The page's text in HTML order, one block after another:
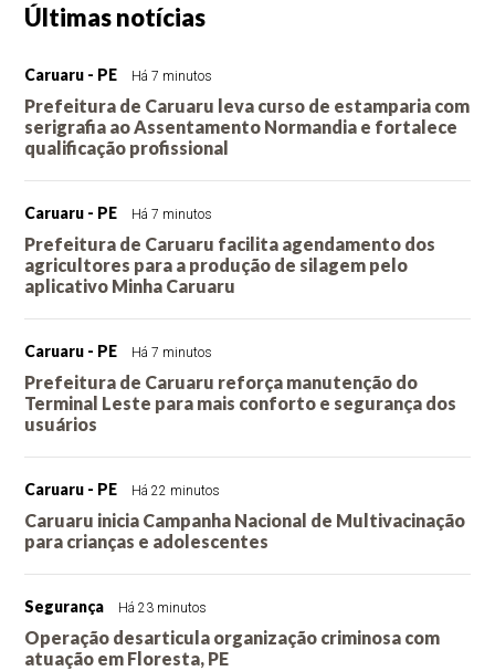
Últimas notícias
Caruaru - PE Há 7 minutos
Prefeitura de Caruaru leva curso de estamparia com
serigrafia ao Assentamento Normandia e fortalece
qualificação profissional
Caruaru - PE Há 7 minutos
Prefeitura de Caruaru facilita agendamento dos
agricultores para a produção de silagem pelo
aplicativo Minha Caruaru
Caruaru - PE Há 7 minutos
Prefeitura de Caruaru reforça manutenção do
Terminal Leste para mais conforto e segurança dos
usuários
Caruaru - PE Há 22 minutos
Caruaru inicia Campanha Nacional de Multivacinação
para crianças e adolescentes
Segurança Há 23 minutos
Operação desarticula organização criminosa com
atuação em Floresta, PE